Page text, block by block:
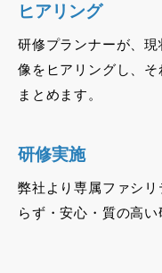
ヒアリング
研修プランナーが、
像をヒアリングし、
まとめます。
研修実施
弊社より専属ファシ
らず・安心・質の高い